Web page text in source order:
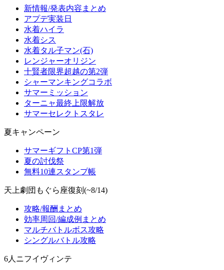
新情報/発表内容まとめ
アプデ実装日
水着ハイラ
水着シス
水着タル子マン(石)
レンジャーオリジン
十賢者限界超越の第2弾
シャーマンキングコラボ
サマーミッション
ターニャ最終上限解放
サマーセレクトスタレ
夏キャンペーン
サマーギフトCP第1弾
夏の討伐祭
無料10連スタンプ帳
天上劇団もぐら座復刻(~8/14)
攻略/報酬まとめ
効率周回/編成例まとめ
マルチバトルボス攻略
シングルバトル攻略
6人ニフイヴィンテ